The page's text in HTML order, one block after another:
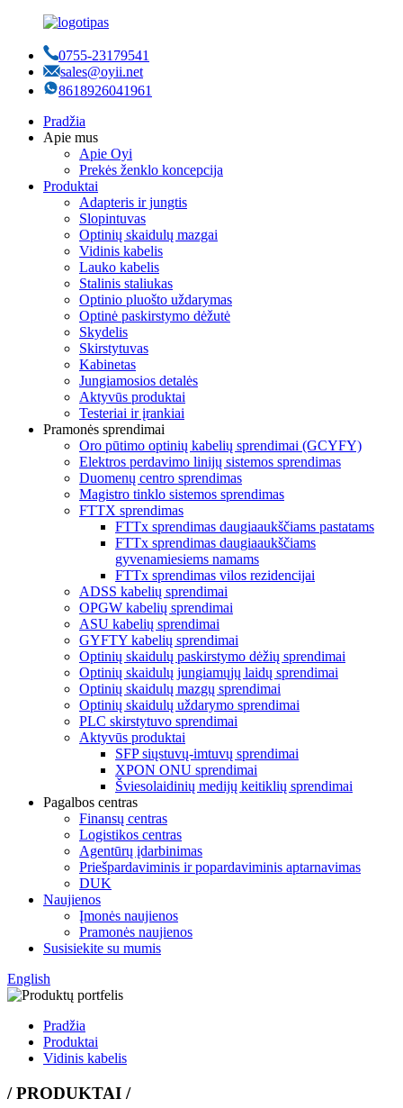
0755-23179541
sales@oyii.net
8618926041961
Pradžia
Apie mus
Apie Oyi
Prekės ženklo koncepcija
Produktai
Adapteris ir jungtis
Slopintuvas
Optinių skaidulų mazgai
Vidinis kabelis
Lauko kabelis
Stalinis staliukas
Optinio pluošto uždarymas
Optinė paskirstymo dėžutė
Skydelis
Skirstytuvas
Kabinetas
Jungiamosios detalės
Aktyvūs produktai
Testeriai ir įrankiai
Pramonės sprendimai
Oro pūtimo optinių kabelių sprendimai (GCYFY)
Elektros perdavimo linijų sistemos sprendimas
Duomenų centro sprendimas
Magistro tinklo sistemos sprendimas
FTTX sprendimas
FTTx sprendimas daugiaaukščiams pastatams
FTTx sprendimas daugiaaukščiams
gyvenamiesiems namams
FTTx sprendimas vilos rezidencijai
ADSS kabelių sprendimai
OPGW kabelių sprendimai
ASU kabelių sprendimai
GYFTY kabelių sprendimai
Optinių skaidulų paskirstymo dėžių sprendimai
Optinių skaidulų jungiamųjų laidų sprendimai
Optinių skaidulų mazgų sprendimai
Optinių skaidulų uždarymo sprendimai
PLC skirstytuvo sprendimai
Aktyvūs produktai
SFP siųstuvų-imtuvų sprendimai
XPON ONU sprendimai
Šviesolaidinių medijų keitiklių sprendimai
Pagalbos centras
Finansų centras
Logistikos centras
Agentūrų įdarbinimas
Priešpardaviminis ir popardaviminis aptarnavimas
DUK
Naujienos
Įmonės naujienos
Pramonės naujienos
Susisiekite su mumis
English
Pradžia
Produktai
Vidinis kabelis
/ PRODUKTAI /